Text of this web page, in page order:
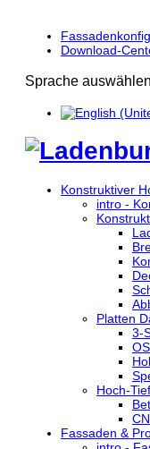
Download-
Sprache auswählen
Konstruktiver
intro -
Platten
3-
Hoch-
Fassaden &